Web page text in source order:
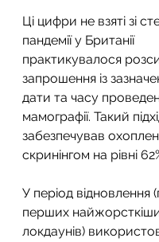
Ці цифри не взяті зі
пандемії у Британії
практикувалося
запрошення із
дати та часу
мамографії. Такий
забезпечував
скринінгом на рівні
У період відновлення
перших
локдаунів)